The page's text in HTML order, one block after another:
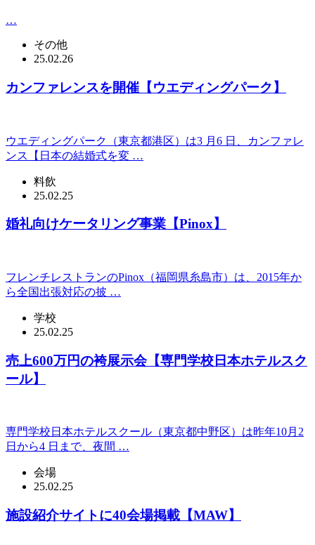
…
その他
25.02.26
カンファレンスを開催【ウエディングパーク】
ウエディングパーク（東京都港区）は3 月6 日、カンファレ
ンス【日本の結婚式を変 …
料飲
25.02.25
婚礼向けケータリング事業【Pinox】
フレンチレストランのPinox（福岡県糸島市）は、2015年か
ら全国出張対応の披 …
学校
25.02.25
売上600万円の袴展示会【専門学校日本ホテルスク
ール】
専門学校日本ホテルスクール（東京都中野区）は昨年10月2
日から4 日まで、夜間 …
会場
25.02.25
施設紹介サイトに40会場掲載【MAW】